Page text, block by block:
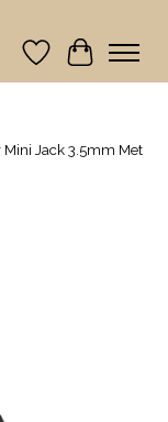
Verlanglijst
Jack 3.5mm Met